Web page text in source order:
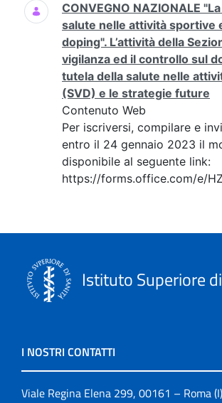
CONVEGNO NAZIONALE
salute nelle attività sportive
doping". L’attività della
vigilanza ed il controllo sul
tutela della salute nelle
(SVD) e le strategie future
Contenuto Web
Per iscriversi, compilare e
entro il 24 gennaio 2023 il
disponibile al seguente link:
https://forms.office.com/e/
Istituto Superiore
I NOSTRI CONTATTI
Viale Regina Elena 299, 00161 – Roma (I)